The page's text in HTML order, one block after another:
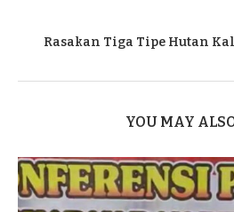
Rasakan Tiga Tipe Hutan
YOU MAY